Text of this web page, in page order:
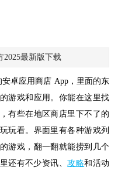
2025最新版下载
卓应用商店 App，里面的东
游戏和应用。你能在这里找
有些在地区商店里下不了的
玩看。界面里有各种游戏列
游戏，翻一翻就能捞到几个
还有不少资讯、攻略和活动